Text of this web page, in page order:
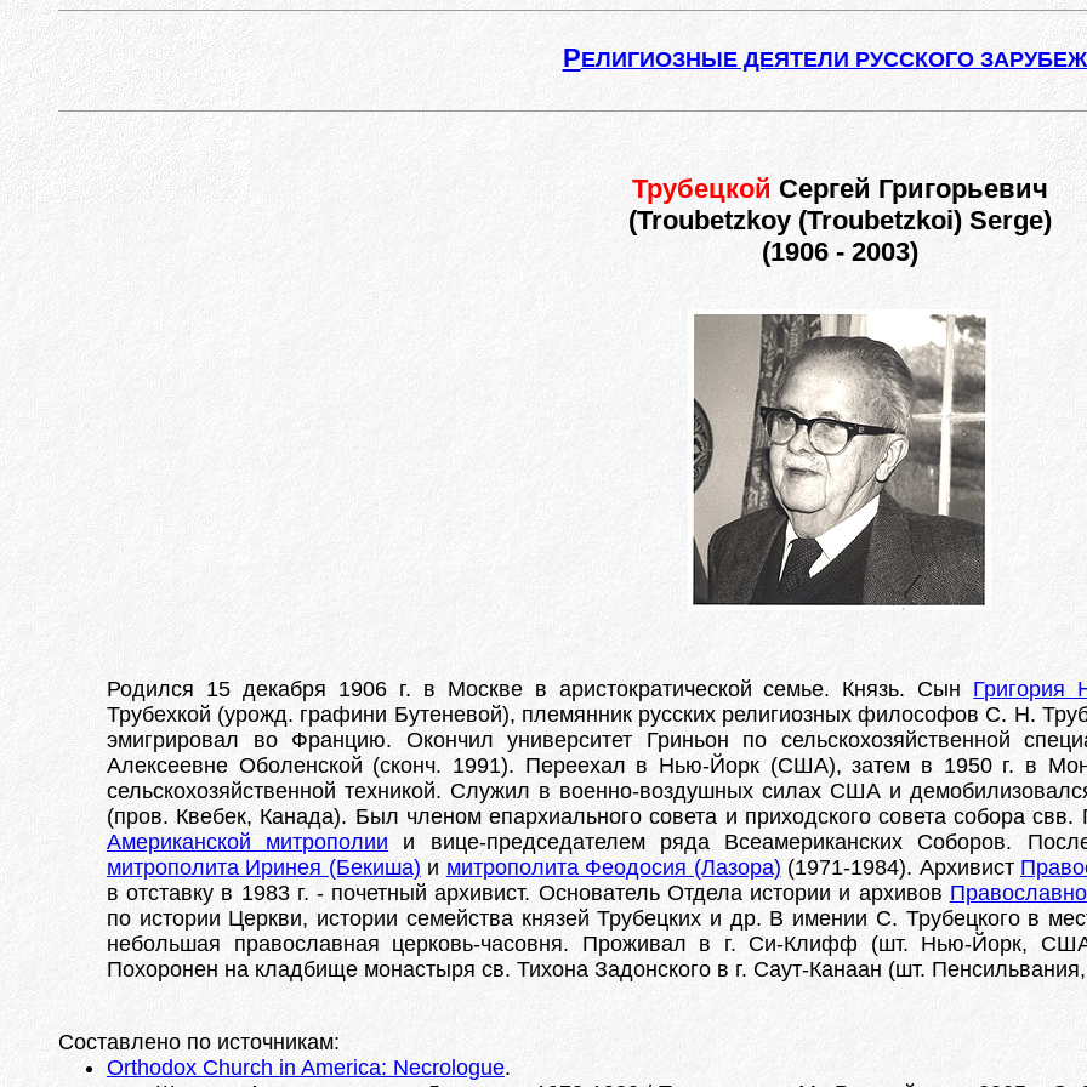
РЕЛИГИОЗНЫЕ ДЕЯТЕЛИ РУССКОГО
Трубецкой Сергей Григорьевич
(Troubetzkoy (Troubetzkoi) Serge)
(1906 - 2003)
Родился 15 декабря 1906 г. в Москве в аристократической семье. Князь. Сын Григория
Трубехкой (урожд. графини Бутеневой), племянник русских религиозных философов С. Н.
эмигрировал во Францию. Окончил университет Гриньон по сельскохозяйственной
Алексеевне Оболенской (сконч. 1991). Переехал в Нью-Йорк (США), затем в 1950 г. в
сельскохозяйственной техникой. Служил в военно-воздушных силах США и
(пров. Квебек, Канада). Был членом епархиального совета и приходского совета собора
Американской митрополии и вице-председателем ряда Всеамериканских Соборов.
митрополита Иринея (Бекиша) и митрополита Феодосия (Лазора) (1971-1984). Архивист
в отставку в 1983 г. - почетный архивист. Основатель Отдела истории и архивов
по истории Церкви, истории семейства князей Трубецких и др. В имении С. Трубецкого в
небольшая православная церковь-часовня. Проживал в г. Си-Клифф (шт. Нью-Йорк,
Похоронен на кладбище монастыря св. Тихона Задонского в г. Саут-Канаан (шт.
Составлено по источникам:
Orthodox Church in America: Necrologue.